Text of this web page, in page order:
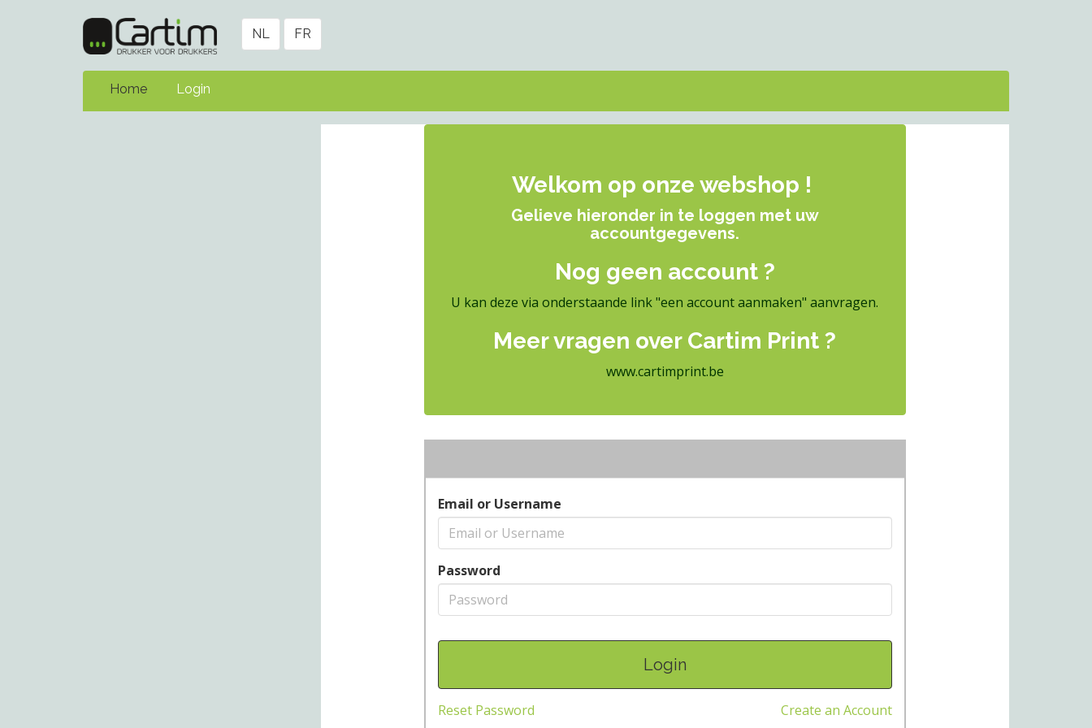
NL FR
Home Login
Welkom op onze webshop !
Gelieve hieronder in te loggen met uw
accountgegevens.
Nog geen account ?
U kan deze via onderstaande link"een account aanmaken" aanvragen.
Meer vragen over Cartim Print ?
www.cartimprint.be
Email or Username
Password
Reset Password Create an Account